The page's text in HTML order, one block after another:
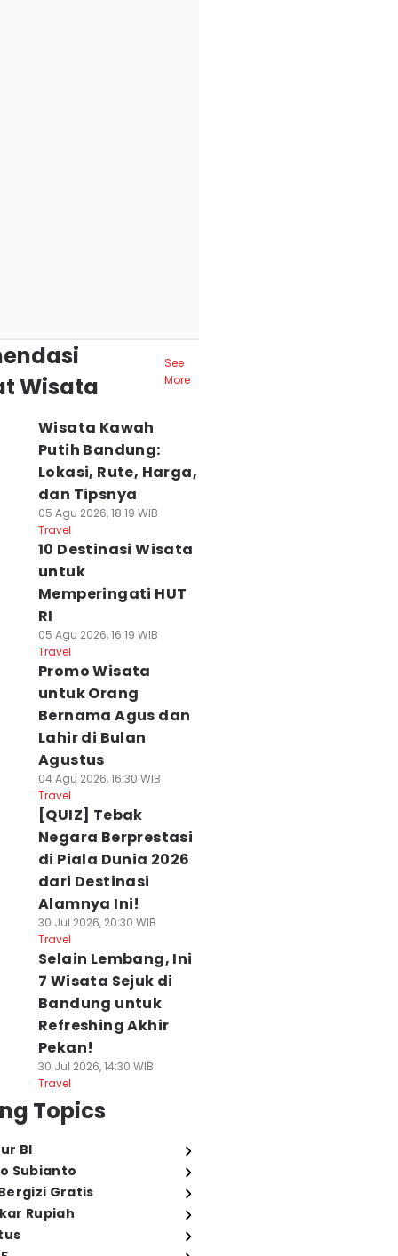
Wisata
See
More
Wisata Kawah
Putih Bandung:
Lokasi, Rute, Harga,
dan Tipsnya
05 Agu 2026, 18:19 WIB
Travel
10 Destinasi Wisata
untuk
Memperingati HUT
RI
05 Agu 2026, 16:19 WIB
Travel
Promo Wisata
untuk Orang
Bernama Agus dan
Lahir di Bulan
Agustus
04 Agu 2026, 16:30 WIB
Travel
[QUIZ] Tebak
Negara Berprestasi
di Piala Dunia 2026
dari Destinasi
Alamnya Ini!
30 Jul 2026, 20:30 WIB
Travel
Selain Lembang, Ini
7 Wisata Sejuk di
Bandung untuk
Refreshing Akhir
Pekan!
30 Jul 2026, 14:30 WIB
Travel
Topics
BI
Subianto
Gratis
Rupiah